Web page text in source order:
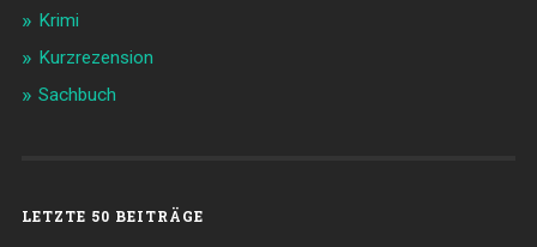
Krimi
Kurzrezension
Sachbuch
LETZTE 50 BEITRÄGE